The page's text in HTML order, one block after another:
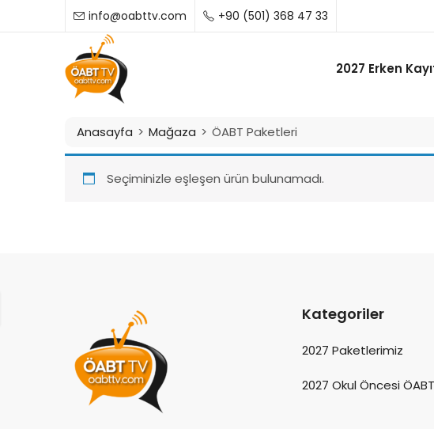
info@oabttv.com +90 (501) 368 47 33
2027 Erken
Anasayfa Mağaza ÖABT Paketleri
Seçiminizle eşleşen ürün bulunamadı.
Kategoriler
2027 Paketlerimiz
2027 Okul Öncesi ÖABT